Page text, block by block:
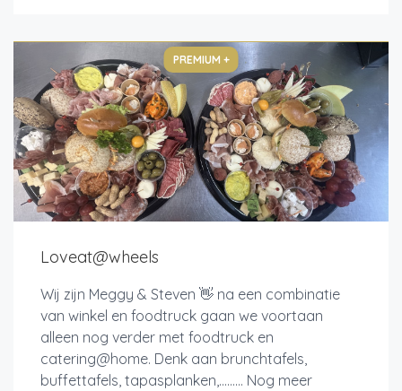
PREMIUM +
Loveat@wheels
Wij zijn Meggy & Steven 👋 na een combinatie
van winkel en foodtruck gaan we voortaan
alleen nog verder met foodtruck en
catering@home. Denk aan brunchtafels,
buffettafels, tapasplanken,......... Nog meer